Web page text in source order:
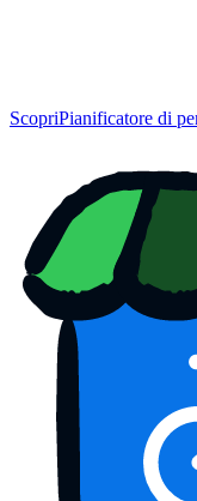
ScopriPianificatore di